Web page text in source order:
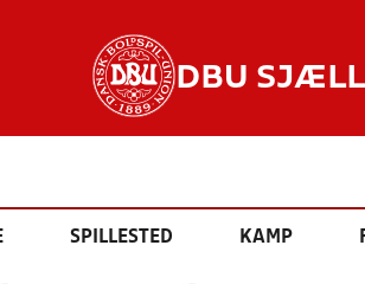
DBU
SPILLESTED KAMP